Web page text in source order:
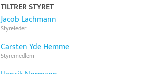
TILTRER STYRET
Jacob Lachmann
Styreleder
Carsten Yde Hemme
Styremedlem